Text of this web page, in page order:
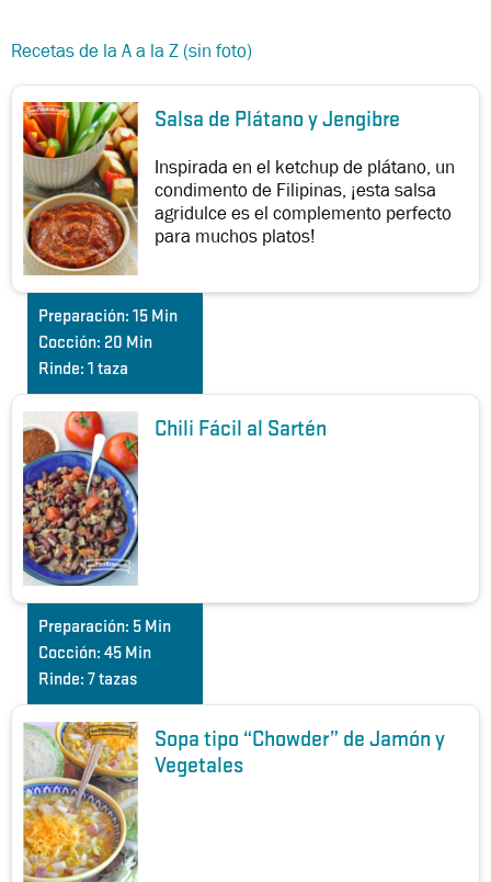
Recetas de la A a la Z (sin foto)
Salsa de Plátano y Jengibre
Inspirada en el ketchup de plátano, un
condimento de Filipinas, ¡esta salsa
agridulce es el complemento perfecto
para muchos platos!
Preparación: 15 Min
Cocción: 20 Min
Rinde: 1 taza
Chili Fácil al Sartén
Preparación: 5 Min
Cocción: 45 Min
Rinde: 7 tazas
Sopa tipo “Chowder” de Jamón y
Vegetales